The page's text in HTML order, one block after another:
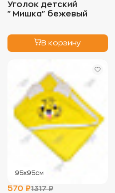
Уголок детский
"Мишка" бежевый
В корзину
95х95см
570 ₽1317 ₽